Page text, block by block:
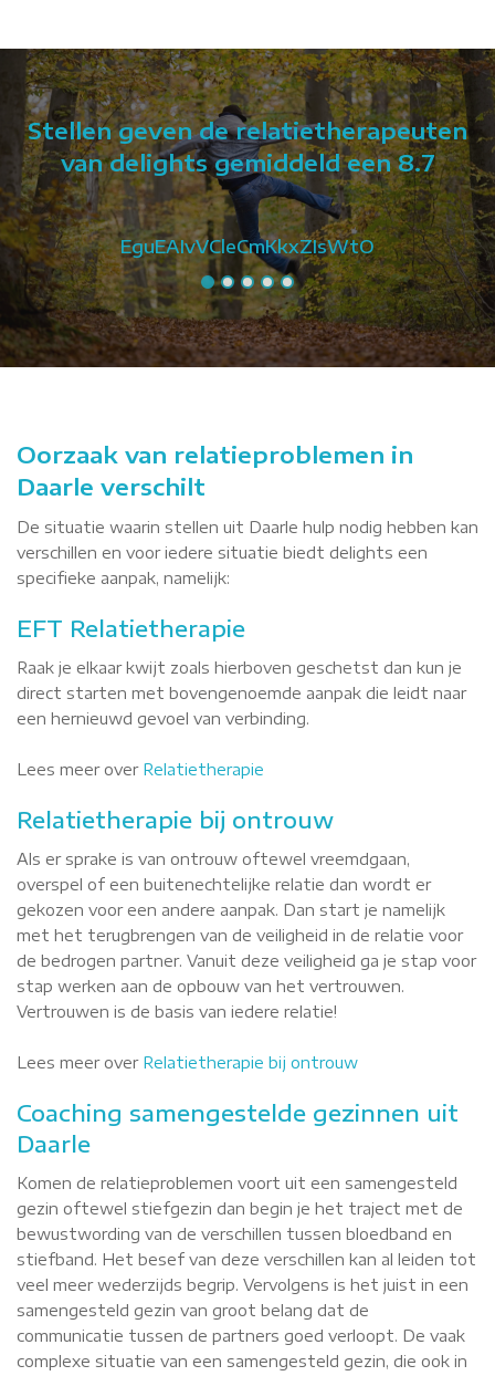
Stellen geven de relatietherapeuten
van delights gemiddeld een 8.7
EguEAIvVCleCmKkxZIsWtO
Oorzaak van relatieproblemen in
Daarle verschilt
De situatie waarin stellen uit Daarle hulp nodig hebben kan
verschillen en voor iedere situatie biedt delights een
specifieke aanpak, namelijk:
EFT Relatietherapie
Raak je elkaar kwijt zoals hierboven geschetst dan kun je
direct starten met bovengenoemde aanpak die leidt naar
een hernieuwd gevoel van verbinding.
Lees meer over Relatietherapie
Relatietherapie bij ontrouw
Als er sprake is van ontrouw oftewel vreemdgaan,
overspel of een buitenechtelijke relatie dan wordt er
gekozen voor een andere aanpak. Dan start je namelijk
met het terugbrengen van de veiligheid in de relatie voor
de bedrogen partner. Vanuit deze veiligheid ga je stap voor
stap werken aan de opbouw van het vertrouwen.
Vertrouwen is de basis van iedere relatie!
Lees meer over Relatietherapie bij ontrouw
Coaching samengestelde gezinnen uit
Daarle
Komen de relatieproblemen voort uit een samengesteld
gezin oftewel stiefgezin dan begin je het traject met de
bewustwording van de verschillen tussen bloedband en
stiefband. Het besef van deze verschillen kan al leiden tot
veel meer wederzijds begrip. Vervolgens is het juist in een
samengesteld gezin van groot belang dat de
communicatie tussen de partners goed verloopt. De vaak
complexe situatie van een samengesteld gezin, die ook in